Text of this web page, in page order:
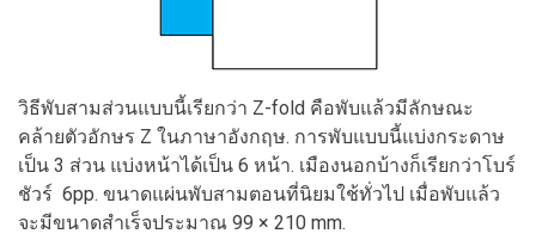
วิธีพับสามส่วนแบบนี้เรียกว่า Z-fold คือพับแล้วมีลักษณะ
คล้ายตัวอักษร Z ในภาษาอังกฤษ. การพับแบบนี้แบ่งกระดาษ
เป็น 3 ส่วน แบ่งหน้าได้เป็น 6 หน้า. เมืองนอกบ้างก็เรียกว่าโบร์
ชัวร์ 6pp. ขนาดแผ่นพับสามตอนที่นิยมใช้ทั่วไป เมื่อพับแล้ว
จะมีขนาดสำเร็จประมาณ 99 × 210 mm.